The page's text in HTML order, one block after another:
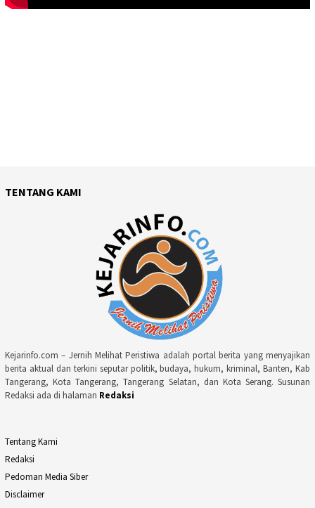
TENTANG KAMI
Kejarinfo.com – Jernih Melihat Peristiwa adalah portal berita yang menyajikan
berita aktual dan terkini seputar politik, budaya, hukum, kriminal, Banten, Kab
Tangerang, Kota Tangerang, Tangerang Selatan, dan Kota Serang. Susunan
Redaksi ada di halaman Redaksi
Tentang Kami
Redaksi
Pedoman Media Siber
Disclaimer